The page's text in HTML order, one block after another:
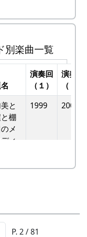
員の方が見守る
した。
さと加美の里
ことができま
、半年分」でし
を受け取り、バ
うとしてたら、
がられたのを覚
しい“たまご
とができ、「音
た瞬間でした
アとポン四郎
ド
アとポン四郎
ド
別楽曲一覧
演奏回
（１）
演奏回
（２）
と
棚
メ
ィ
1999 2002
中
P. 2 / 81